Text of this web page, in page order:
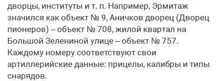
дворцы, институты и т. п. Например, Эрмитаж
значился как объект № 9, Аничков дворец (Дворец
пионеров) – объект № 708, жилой квартал на
Большой Зелениной улице – объект № 757.
Каждому номеру соответствуют свои
артиллерийские данные: прицелы, калибры и типы
снарядов.